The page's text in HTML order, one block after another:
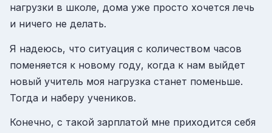
нагрузки в школе, дома уже просто хочется лечь
и ничего не делать.
Я надеюсь, что ситуация с количеством часов
поменяется к новому году, когда к нам выйдет
новый учитель моя нагрузка станет поменьше.
Тогда и наберу учеников.
Конечно, с такой зарплатой мне приходится себя